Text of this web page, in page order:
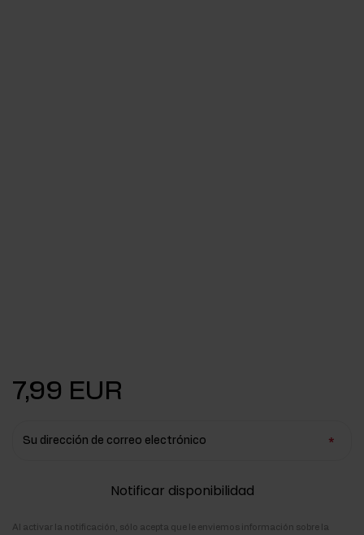
7,99 EUR
Su dirección de correo electrónico
Notificar disponibilidad
Al activar la notificación, sólo acepta que le enviemos información sobre la